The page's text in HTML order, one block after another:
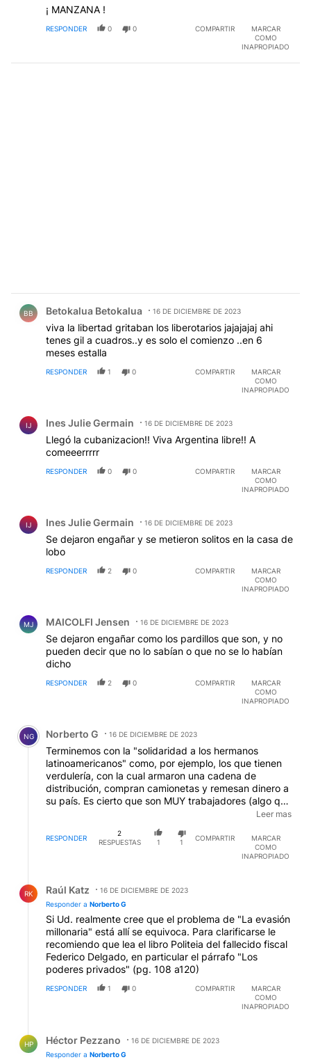
¡ MANZANA !
RESPONDER 0 0 COMPARTIR
MARCAR
COMO
INAPROPIADO
BB Betokalua Betokalua 16 DE DICIEMBRE DE 2023
viva la libertad gritaban los liberotarios jajajajaj ahi
tenes gil a cuadros..y es solo el comienzo ..en 6
meses estalla
RESPONDER 1 0 COMPARTIR
MARCAR
COMO
INAPROPIADO
IJ Ines Julie Germain 16 DE DICIEMBRE DE 2023
Llegó la cubanizacion!! Viva Argentina libre!! A
comeeerrrrr
RESPONDER 0 0 COMPARTIR
MARCAR
COMO
INAPROPIADO
IJ Ines Julie Germain 16 DE DICIEMBRE DE 2023
Se dejaron engañar y se metieron solitos en la casa de
lobo
RESPONDER 2 0 COMPARTIR
MARCAR
COMO
INAPROPIADO
MJ MAICOLFI Jensen 16 DE DICIEMBRE DE 2023
Se dejaron engañar como los pardillos que son, y no
pueden decir que no lo sabían o que no se lo habían
dicho
RESPONDER 2 0 COMPARTIR
MARCAR
COMO
INAPROPIADO
Comentario de Norberto G.
NG Norberto G 16 DE DICIEMBRE DE 2023
Terminemos con la "solidaridad a los hermanos
latinoamericanos" como, por ejemplo, los que tienen
verdulería, con la cual armaron una cadena de
distribución, compran camionetas y remesan dinero a
su país. Es cierto que son MUY trabajadores (algo que
escasea mucho entre los argentinos) pero que se
mueven 100% en negro. La "factura" que te dan es un
pedacito de papel arrugado. Vale decir que hay una
evasión MILLONARIA para las arcas del estado, hoy
para las OBLIGACIONES
Leer mas
RESPONDER
2
RESPUESTAS
1 1
COMPARTIR
MARCAR
COMO
INAPROPIADO
RK Raúl Katz
16 DE DICIEMBRE DE 2023
Responder a Norberto G
Si Ud. realmente cree que el problema de "La evasión
millonaria" está allí se equivoca. Para clarificarse le
recomiendo que lea el libro Politeia del fallecido fiscal
Federico Delgado, en particular el párrafo "Los
poderes privados" (pg. 108 a120)
RESPONDER 1 0 COMPARTIR
MARCAR
COMO
INAPROPIADO
HP Héctor Pezzano
16 DE DICIEMBRE DE 2023
Responder a Norberto G